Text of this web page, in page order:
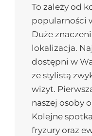
To zależy od
popularności
Duże
lokalizacja.
dostępni w
ze stylistą
wizyt.
naszej osoby
Kolejne
fryzury oraz